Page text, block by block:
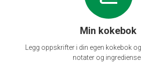
Min kokebok
Legg oppskrifter i din egen kokebok
notater og